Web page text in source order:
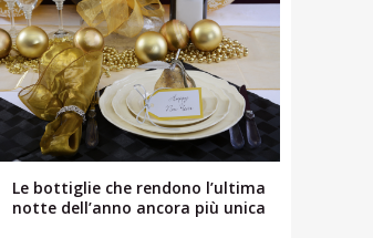
Le bottiglie che rendono l’ultima
notte dell’anno ancora più unica